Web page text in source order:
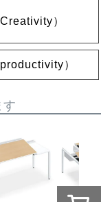
）
）
す